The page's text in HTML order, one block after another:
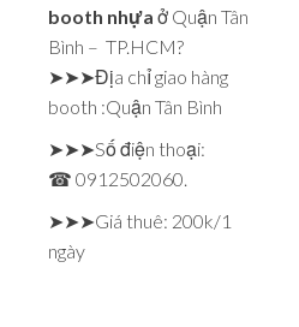
booth nhựa ở Quận Tân
Bình – TP.HCM?
➤➤➤Địa chỉ giao hàng
booth :Quận Tân Bình
➤➤➤Số điện thoại:
☎ 0912502060.
➤➤➤Giá thuê: 200k/1
ngày